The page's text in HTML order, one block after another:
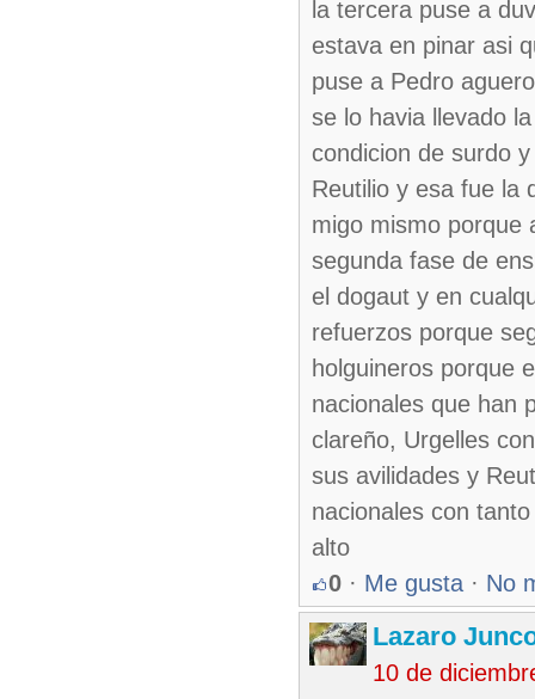
la tercera puse a
estava en pinar asi
puse a Pedro
se lo havia llevado
condicion de surdo
Reutilio y esa fue la
migo mismo porque
segunda fase de
el dogaut y en
refuerzos porque
holguineros porque
nacionales que han
clareño, Urgelles
sus avilidades y
nacionales con
alto
0 · Me gusta · No
Lazaro
10 de